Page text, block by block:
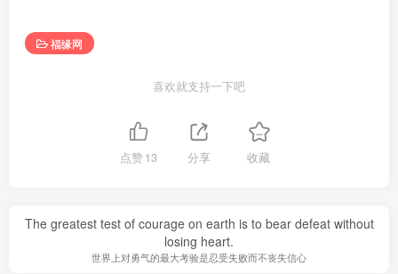
福缘网
喜欢就支持一下吧
点赞13 分享 收藏
The greatest test of courage on earth is to bear defeat without
losing heart.
世界上对勇气的最大考验是忍受失败而不丧失信心